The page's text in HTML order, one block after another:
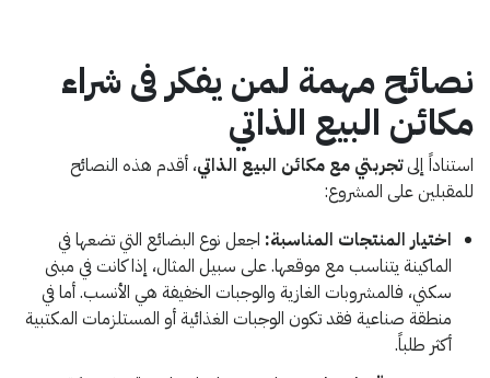
نصائح مهمة لمن يفكر فى شراء
مكائن البيع الذاتي
استناداً إلىتجربتي مع مكائن البيع الذاتي، أقدم هذه النصائح
للمقبلين على المشروع:
اختيار المنتجات المناسبة: اجعل نوع البضائع التي تضعها في
الماكينة يتناسب مع موقعها. على سبيل المثال، إذا كانت في مبنى
سكني، فالمشروبات الغازية والوجبات الخفيفة هي الأنسب. أما في
منطقة صناعية فقد تكون الوجبات الغذائية أو المستلزمات المكتبية
أكثر طلباً.